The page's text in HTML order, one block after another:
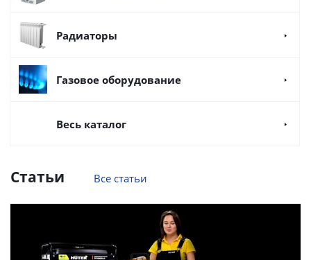
Радиаторы
Газовое оборудование
Весь каталог
Статьи Все статьи